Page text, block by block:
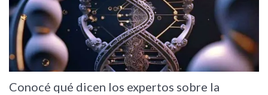
Conocé qué dicen los expertos sobre la